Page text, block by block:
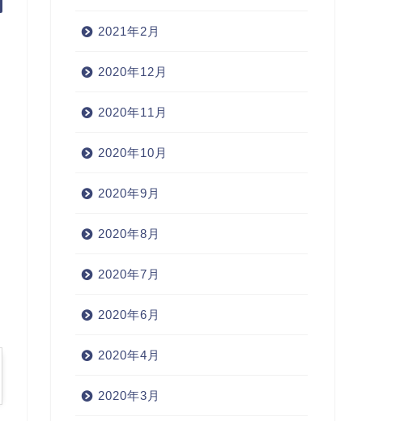
2021年2月
2020年12月
2020年11月
2020年10月
2020年9月
2020年8月
2020年7月
2020年6月
2020年4月
2020年3月